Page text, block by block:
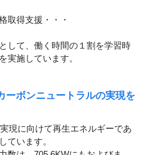
取得支援・・・
して、働く時間の１割を学習時
実施しています。
ーボンニュートラルの実現を
現に向けて再生エネルギーであ
ています。